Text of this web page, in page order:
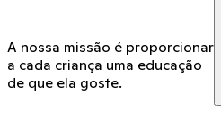
A nossa missão é proporcionar
a cada criança uma educação
de que ela goste.